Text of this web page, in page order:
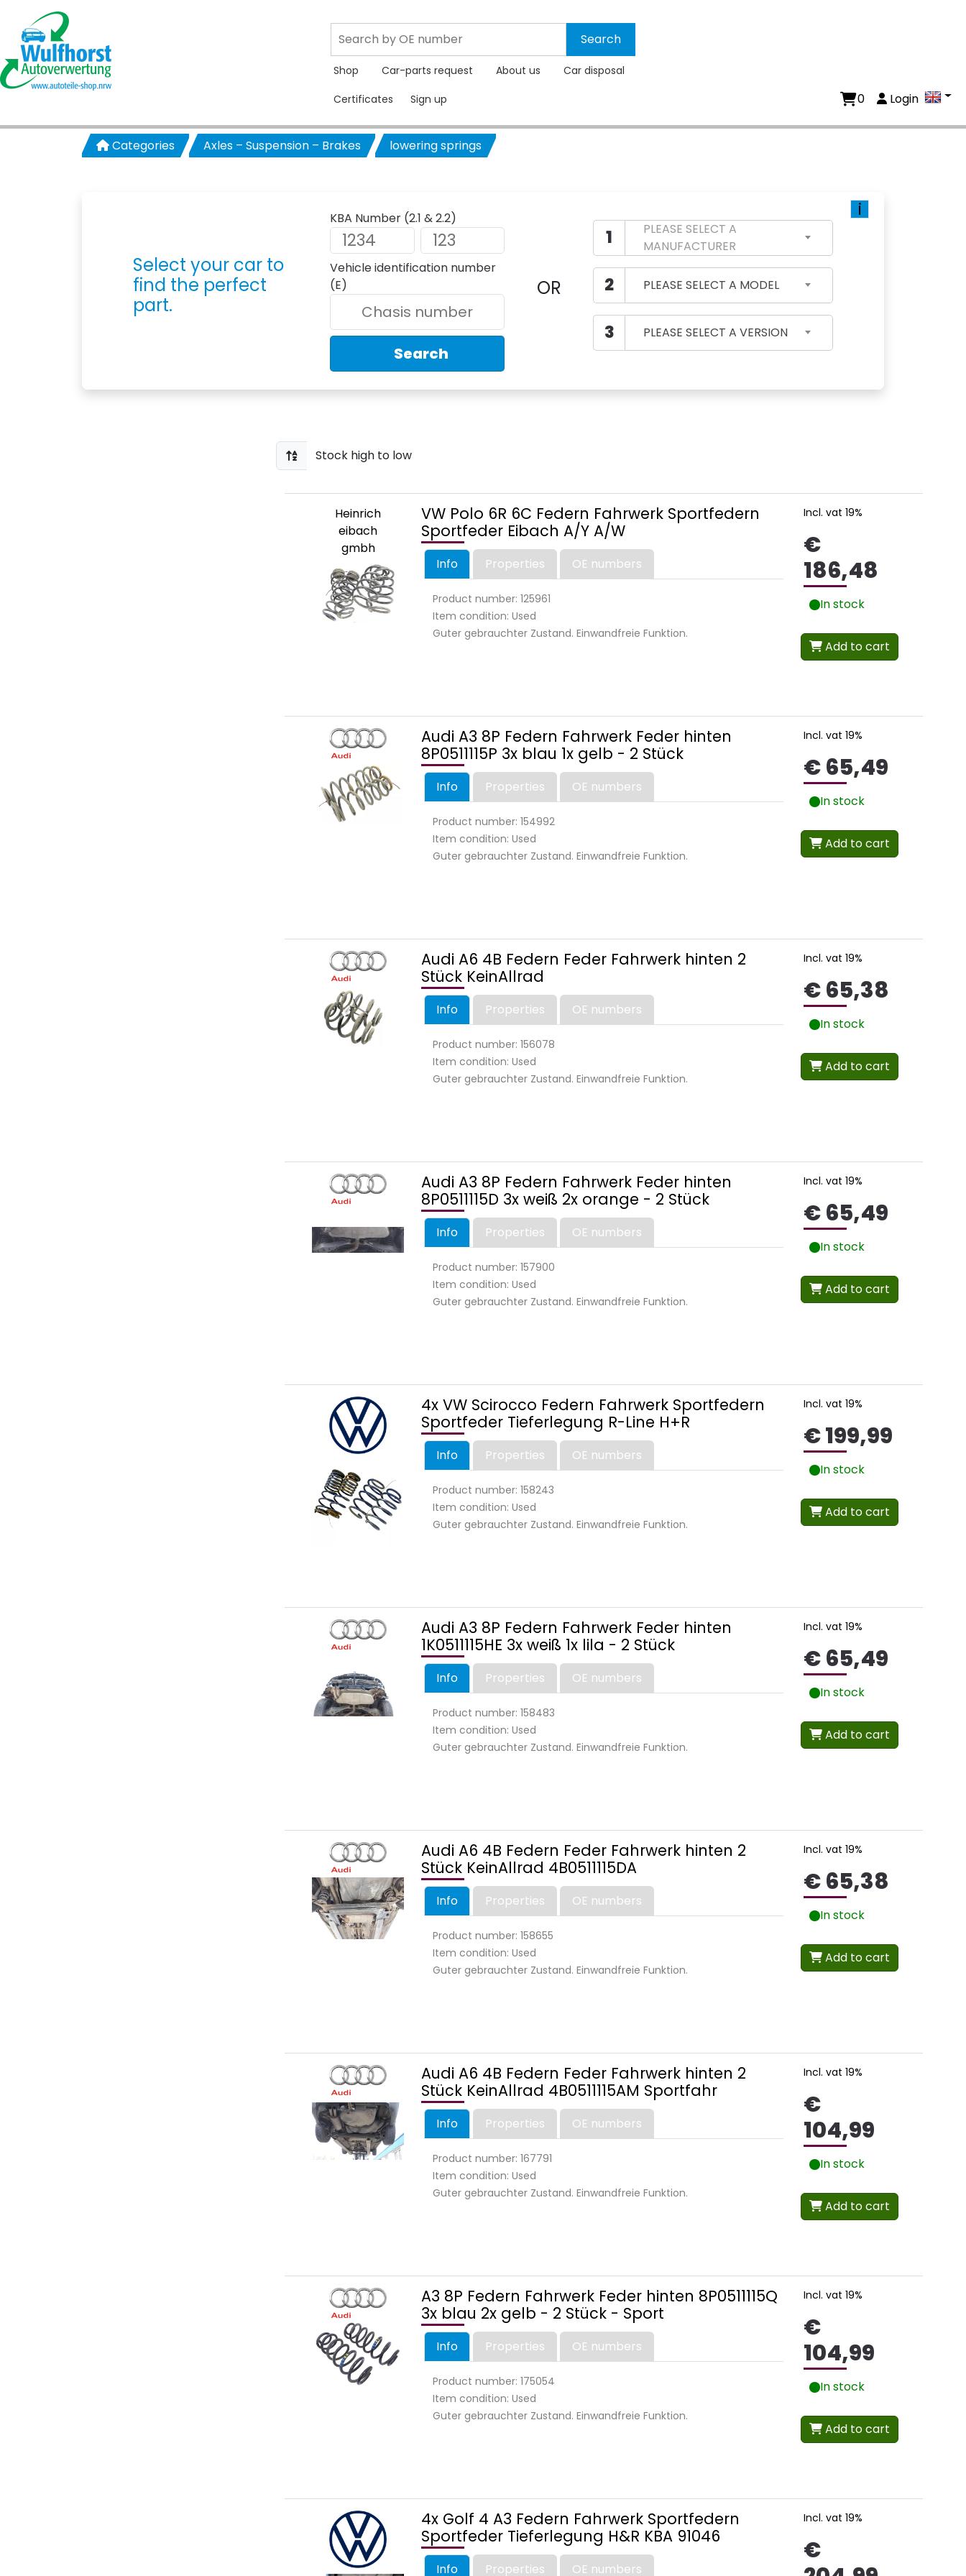
Shop Car-parts request About us
Car disposal
Certificates
Sign up 0 Login
Categories Axles – Suspension – Brakes lowering springs
i
Select your car to
find the perfect
part.
KBA Number (2.1 & 2.2)
Vehicle identification number
(E)
Search
OR
1
PLEASE SELECT A
MANUFACTURER
2 PLEASE SELECT A MODEL
3 PLEASE SELECT A VERSION
Heinrich
eibach
gmbh
VW Polo 6R 6C Federn Fahrwerk Sportfedern
Sportfeder Eibach A/Y A/W
Info Properties OE numbers
Product number: 125961
Item condition: Used
Guter gebrauchter Zustand. Einwandfreie Funktion.
Incl. vat 19%
€
186,48
In stock
Add to cart
Audi A3 8P Federn Fahrwerk Feder hinten
8P0511115P 3x blau 1x gelb - 2 Stück
Info Properties OE numbers
Product number: 154992
Item condition: Used
Guter gebrauchter Zustand. Einwandfreie Funktion.
Incl. vat 19%
€ 65,49
In stock
Add to cart
Audi A6 4B Federn Feder Fahrwerk hinten 2
Stück KeinAllrad
Info Properties OE numbers
Product number: 156078
Item condition: Used
Guter gebrauchter Zustand. Einwandfreie Funktion.
Incl. vat 19%
€ 65,38
In stock
Add to cart
Audi A3 8P Federn Fahrwerk Feder hinten
8P0511115D 3x weiß 2x orange - 2 Stück
Info Properties OE numbers
Product number: 157900
Item condition: Used
Guter gebrauchter Zustand. Einwandfreie Funktion.
Incl. vat 19%
€ 65,49
In stock
Add to cart
4x VW Scirocco Federn Fahrwerk Sportfedern
Sportfeder Tieferlegung R-Line H+R
Info Properties OE numbers
Product number: 158243
Item condition: Used
Guter gebrauchter Zustand. Einwandfreie Funktion.
Incl. vat 19%
€ 199,99
In stock
Add to cart
Audi A3 8P Federn Fahrwerk Feder hinten
1K0511115HE 3x weiß 1x lila - 2 Stück
Info Properties OE numbers
Product number: 158483
Item condition: Used
Guter gebrauchter Zustand. Einwandfreie Funktion.
Incl. vat 19%
€ 65,49
In stock
Add to cart
Audi A6 4B Federn Feder Fahrwerk hinten 2
Stück KeinAllrad 4B0511115DA
Info Properties OE numbers
Product number: 158655
Item condition: Used
Guter gebrauchter Zustand. Einwandfreie Funktion.
Incl. vat 19%
€ 65,38
In stock
Add to cart
Audi A6 4B Federn Feder Fahrwerk hinten 2
Stück KeinAllrad 4B0511115AM Sportfahr
Info Properties OE numbers
Product number: 167791
Item condition: Used
Guter gebrauchter Zustand. Einwandfreie Funktion.
Incl. vat 19%
€
104,99
In stock
Add to cart
A3 8P Federn Fahrwerk Feder hinten 8P0511115Q
3x blau 2x gelb - 2 Stück - Sport
Info Properties OE numbers
Product number: 175054
Item condition: Used
Guter gebrauchter Zustand. Einwandfreie Funktion.
Incl. vat 19%
€
104,99
In stock
Add to cart
4x Golf 4 A3 Federn Fahrwerk Sportfedern
Sportfeder Tieferlegung H&R KBA 91046
Info Properties OE numbers
Incl. vat 19%
€